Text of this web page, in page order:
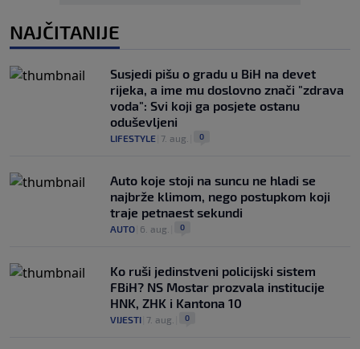
NAJČITANIJE
Susjedi pišu o gradu u BiH na devet
rijeka, a ime mu doslovno znači "zdrava
voda": Svi koji ga posjete ostanu
oduševljeni
LIFESTYLE 7. aug. 0
Auto koje stoji na suncu ne hladi se
najbrže klimom, nego postupkom koji
traje petnaest sekundi
AUTO 6. aug. 0
Ko ruši jedinstveni policijski sistem
FBiH? NS Mostar prozvala institucije
HNK, ZHK i Kantona 10
VIJESTI 7. aug. 0